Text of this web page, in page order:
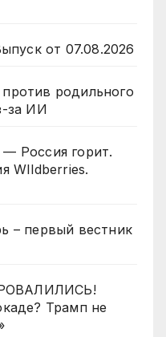
от 07.08.2026
родильного
за ИИ
Россия горит.
WIldberries.
– первый вестник
Трамп не